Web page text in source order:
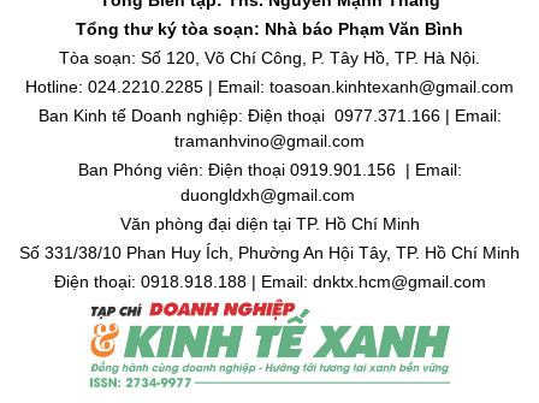
Tổng thư ký tòa soạn: Nhà báo Phạm Văn Bình
Tòa soạn: Số 120, Võ Chí Công, P. Tây Hồ, TP. Hà Nội.
Hotline: 024.2210.2285 | Email: toasoan.kinhtexanh@gmail.com
Ban Kinh tế Doanh nghiệp: Điện thoại 0977.371.166 | Email:
tramanhvino@gmail.com
Ban Phóng viên: Điện thoại 0919.901.156 | Email:
duongldxh@gmail.com
Văn phòng đại diện tại TP. Hồ Chí Minh
Số 331/38/10 Phan Huy Ích, Phường An Hội Tây, TP. Hồ Chí Minh
Điện thoại: 0918.918.188 | Email: dnktx.hcm@gmail.com